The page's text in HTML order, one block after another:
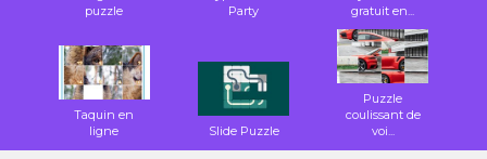
puzzle
Party
gratuit en...
Taquin en
ligne
Slide Puzzle
Puzzle
coulissant de
voi...